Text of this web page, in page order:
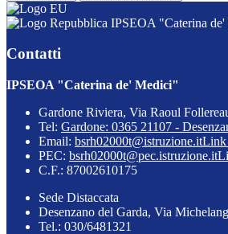
IPSEOA "Caterina
Contatti
IPSEOA "Caterina de' Medici"
Gardone Riviera, Via Raoul
Tel: Gardone: 0365 21107 -
Email: bsrh02000t@istruzione.itLink
PEC: bsrh02000t@pec.istruzione.it
C.F.: 87002610175
Sede Distaccata
Desenzano del Garda, Via
Tel.: 030/6481321